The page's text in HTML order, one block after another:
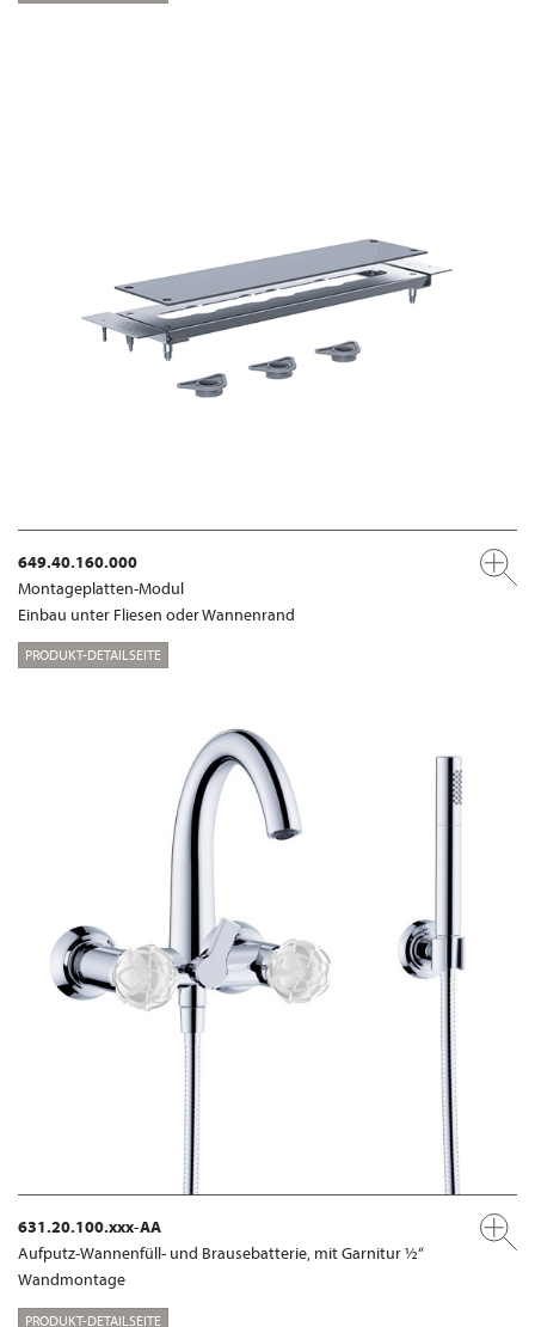
649.40.160.000
Montageplatten-Modul
Einbau unter Fliesen oder Wannenrand
PRODUKT-DETAILSEITE
631.20.100.xxx-AA
Aufputz-Wannenfüll- und Brausebatterie, mit Garnitur ½“
Wandmontage
PRODUKT-DETAILSEITE